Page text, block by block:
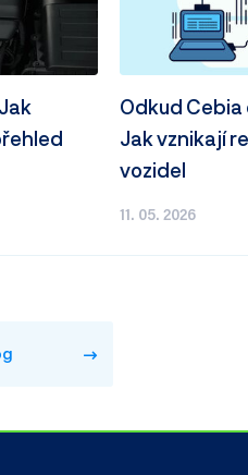
11. 05. 2026
Odkud
Jak vznikají
vozidel